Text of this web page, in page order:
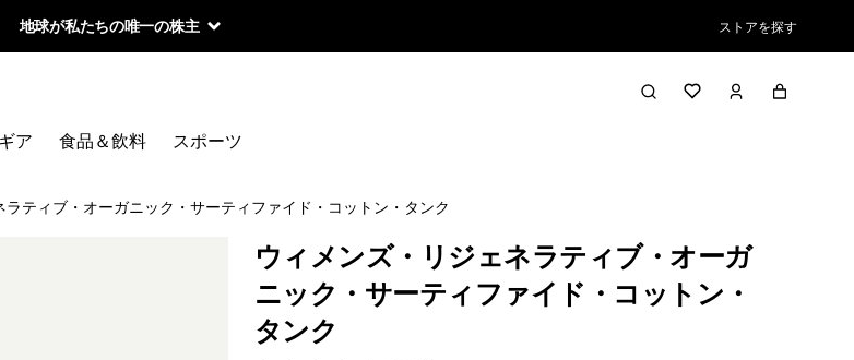
地球が私たちの唯一の株主 ストアを探す
ア 食品＆飲料 スポーツ
ティブ・オーガニック・サーティファイド・コットン・タンク
ウィメンズ・リジェネラティブ・オーガ
ニック・サーティファイド・コットン・
タンク